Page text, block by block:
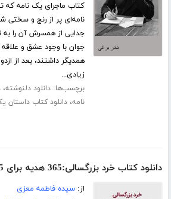
کتاب ماجرای یک نامه که
نامه‌ای پر از رنج و
جدایی از همسرش آن را به
جوان با وجود عشق و
همدیگر داشتند، بعد از
زیادی...
برچسب‌ها:دانلود دلنوشته،
نامه،دانلود کتاب داستان
دانلود کتاب خرد بزرگسالی:365 هدیه برای 365 روز سال شما
از:سیده فاطمه معزی